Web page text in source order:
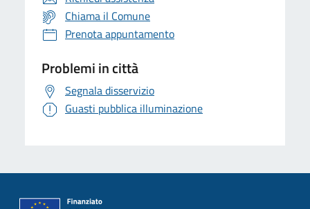
Chiama il Comune
Prenota appuntamento
Problemi in città
Segnala disservizio
Guasti pubblica illuminazione